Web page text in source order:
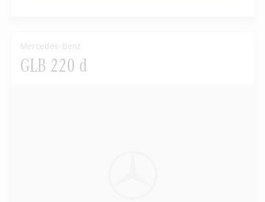
Mercedes-Benz
GLB 220 d